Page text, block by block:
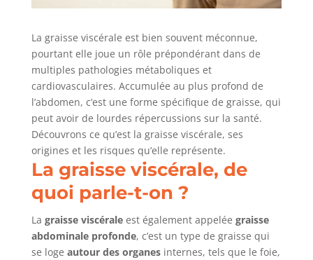
La graisse viscérale est bien souvent méconnue,
pourtant elle joue un rôle prépondérant dans de
multiples pathologies métaboliques et
cardiovasculaires. Accumulée au plus profond de
l’abdomen, c’est une forme spécifique de graisse, qui
peut avoir de lourdes répercussions sur la santé.
Découvrons ce qu’est la graisse viscérale, ses
origines et les risques qu’elle représente.
La graisse viscérale, de
quoi parle-t-on ?
La graisse viscéraleest également appelée graisse
abdominale profonde, c’est un type de graisse qui
se loge autour des organesinternes, tels que le foie,